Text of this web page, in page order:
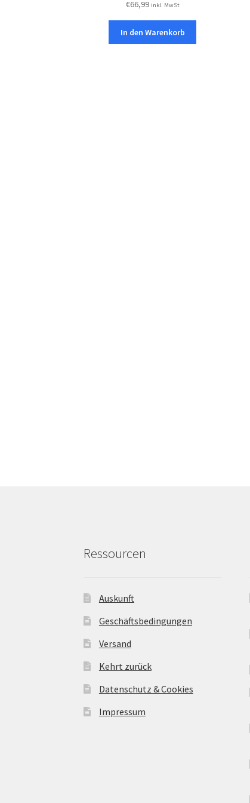
€66,99 inkl. MwSt
In den Warenkorb
Ressourcen
Auskunft
Geschäftsbedingungen
Versand
Kehrt zurück
Datenschutz & Cookies
Impressum